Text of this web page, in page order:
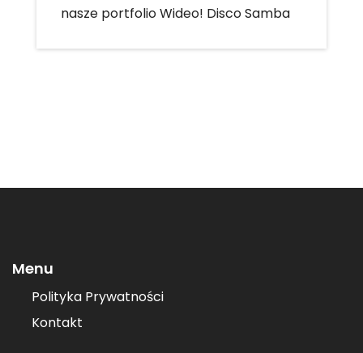
nasze portfolio Wideo! Disco Samba
Menu
Polityka Prywatności
Kontakt